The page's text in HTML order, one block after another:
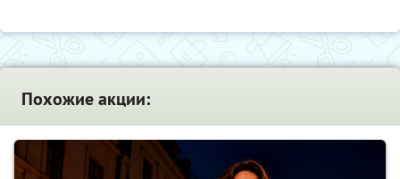
Похожие акции: